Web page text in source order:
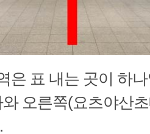
은 표 내는 곳이 하
오른쪽(요츠야산